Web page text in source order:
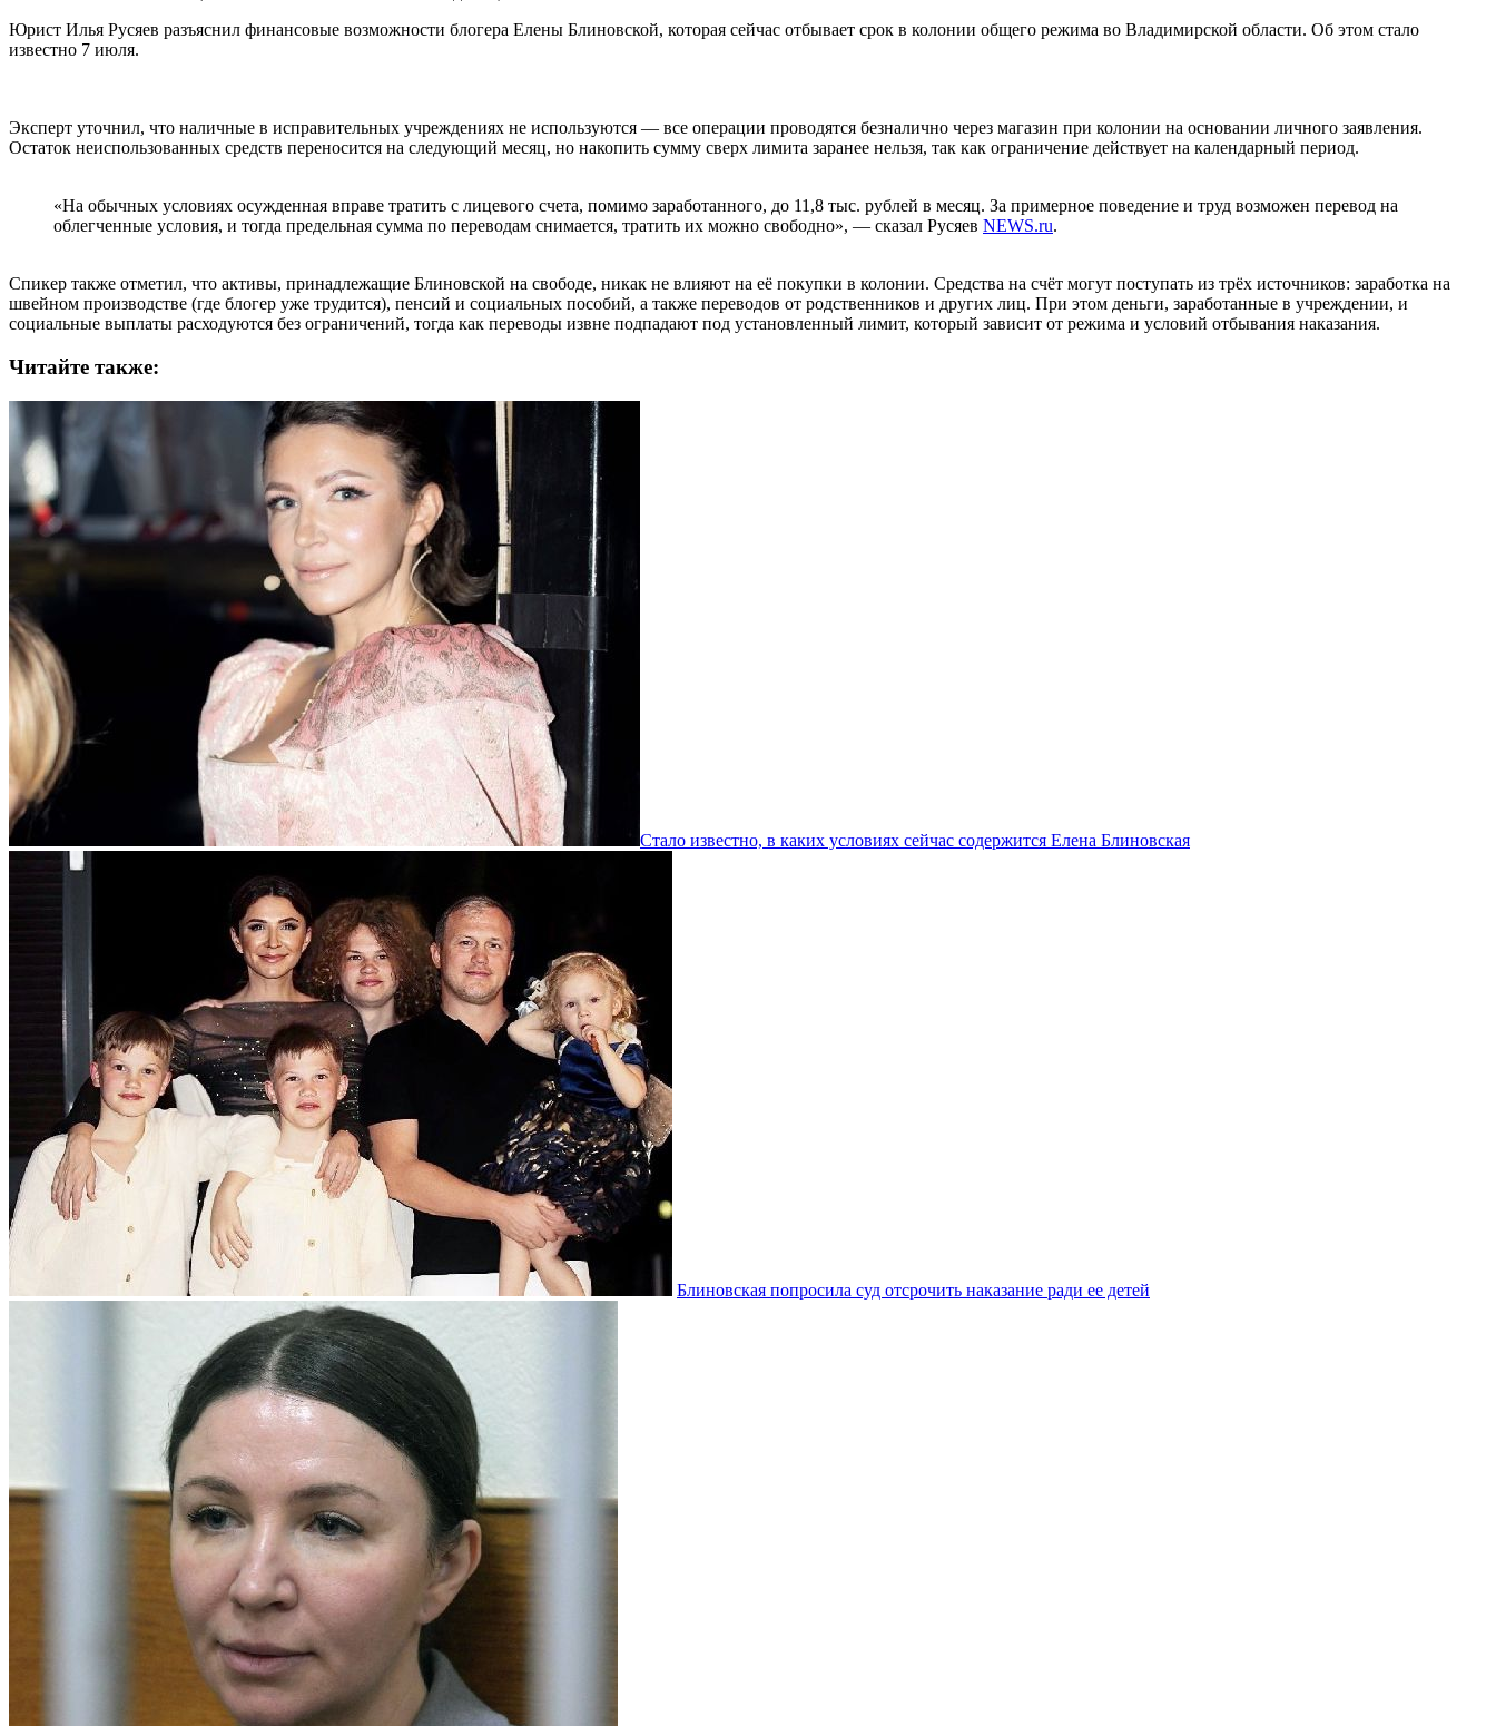
Юрист Илья Русяев разъяснил финансовые возможности блогера Елены Блиновской, которая сейчас отбывает срок в колонии общего режима во Владимирской области. Об этом стало
известно 7 июля.
Эксперт уточнил, что наличные в исправительных учреждениях не используются — все операции проводятся безналично через магазин при колонии на основании личного заявления.
Остаток неиспользованных средств переносится на следующий месяц, но накопить сумму сверх лимита заранее нельзя, так как ограничение действует на календарный период.
«На обычных условиях осужденная вправе тратить с лицевого счета, помимо заработанного, до 11,8 тыс. рублей в месяц. За примерное поведение и труд возможен перевод на
облегченные условия, и тогда предельная сумма по переводам снимается, тратить их можно свободно», — сказал Русяев NEWS.ru.
Спикер также отметил, что активы, принадлежащие Блиновской на свободе, никак не влияют на её покупки в колонии. Средства на счёт могут поступать из трёх источников: заработка на
швейном производстве (где блогер уже трудится), пенсий и социальных пособий, а также переводов от родственников и других лиц. При этом деньги, заработанные в учреждении, и
социальные выплаты расходуются без ограничений, тогда как переводы извне подпадают под установленный лимит, который зависит от режима и условий отбывания наказания.
Читайте также:
Стало известно, в каких условиях сейчас содержится Елена Блиновская
Блиновская попросила суд отсрочить наказание ради ее детей